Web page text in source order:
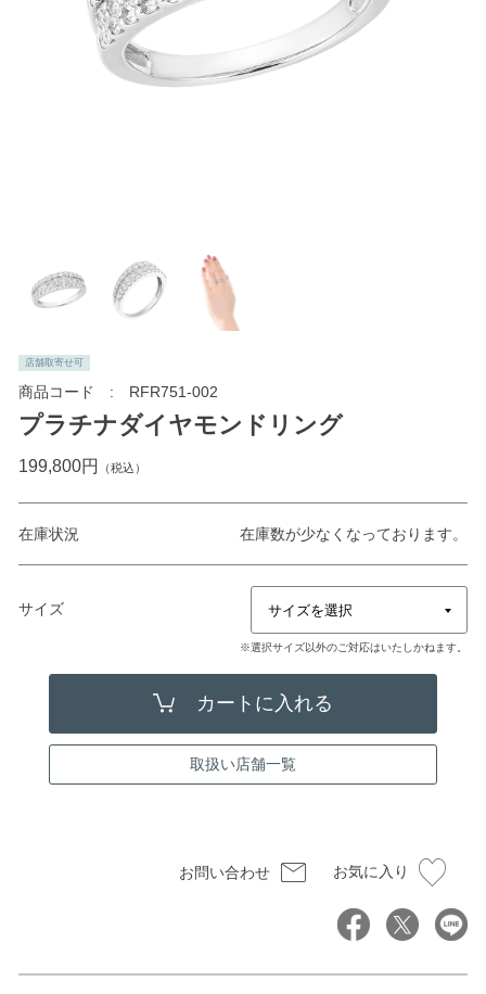
店舗取寄せ可
商品コード RFR751-002
プラチナダイヤモンドリング
199,800円 （税込）
在庫状況 在庫数が少なくなっております。
サイズ
※選択サイズ以外のご対応はいたしかねます。
取扱い店舗一覧
お問い合わせ お気に入り